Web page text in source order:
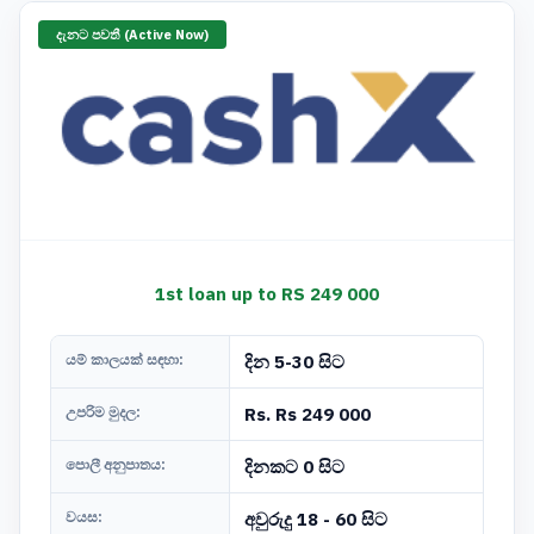
දැනට පවතී (Active Now)
1st loan up to RS 249 000
යම් කාලයක් සඳහා: දින 5-30 සිට
උපරිම මුදල: Rs. Rs 249 000
පොලී අනුපාතය: දිනකට 0 සිට
වයස: අවුරුදු 18 - 60 සිට